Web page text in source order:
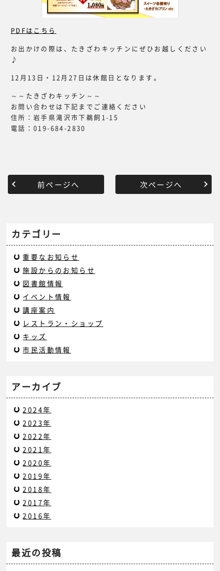
PDFはこちら
お出かけの際は、たきざわキッチンにぜひお越しください
♪
12月13日・12月27日は休館日となります。
～～たきざわキッチン～～
お問い合わせは下記までご連絡ください
住所：岩手県滝沢市下鵜飼1-15
電話：019-684-2830
前ページへ 次ページへ
カテゴリー
重要なお知らせ
施設からのお知らせ
図書館情報
イベント情報
講座案内
レストラン・ショップ
キッズ
市民活動情報
アーカイブ
2024年
2023年
2022年
2021年
2020年
2019年
2018年
2017年
2016年
最近の投稿